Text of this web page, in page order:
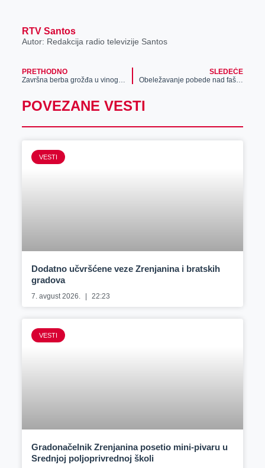
RTV Santos
Autor: Redakcija radio televizije Santos
PRETHODNO
Završna berba grožđa u vinogradima
SLEDEĆE
Obeležavanje pobede nad fašizmom
POVEZANE VESTI
VESTI
Dodatno učvršćene veze Zrenjanina i bratskih
gradova
7. avgust 2026. 22:23
VESTI
Gradonačelnik Zrenjanina posetio mini-pivaru u
Srednjoj poljoprivrednoj školi